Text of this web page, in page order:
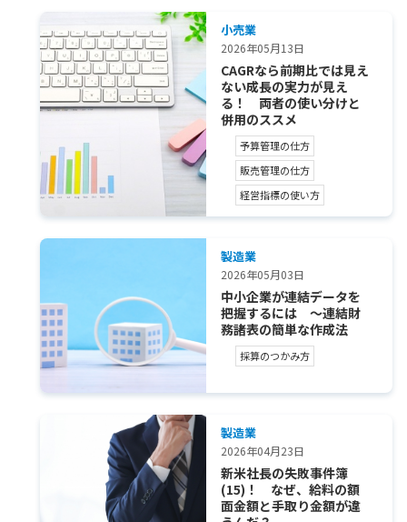
小売業
2026年05月13日
CAGRなら前期比では見え
ない成長の実力が見え
る！ 両者の使い分けと
併用のススメ
予算管理の仕方
販売管理の仕方
経営指標の使い方
製造業
2026年05月03日
中小企業が連結データを
把握するには ～連結財
務諸表の簡単な作成法
採算のつかみ方
製造業
2026年04月23日
新米社長の失敗事件簿
(15)！ なぜ、給料の額
面金額と手取り金額が違